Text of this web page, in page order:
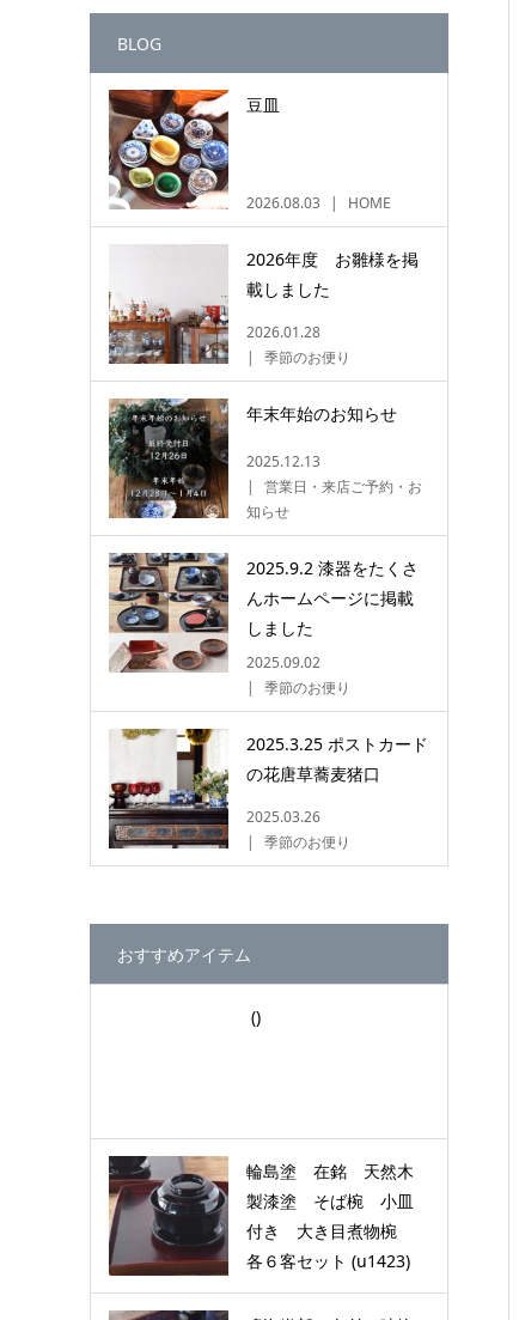
BLOG
豆皿
2026.08.03 HOME
2026年度 お雛様を掲
載しました
2026.01.28
季節のお便り
年末年始のお知らせ
2025.12.13
営業日・来店ご予約・お
知らせ
2025.9.2 漆器をたくさ
んホームページに掲載
しました
2025.09.02
季節のお便り
2025.3.25 ポストカード
の花唐草蕎麦猪口
2025.03.26
季節のお便り
おすすめアイテム
()
輪島塗 在銘 天然木
製漆塗 そば椀 小皿
付き 大き目煮物椀
各６客セット (u1423)